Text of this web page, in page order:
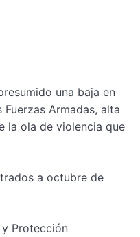
una baja en
Armadas, alta
la ola de violencia que
a octubre de
Protección